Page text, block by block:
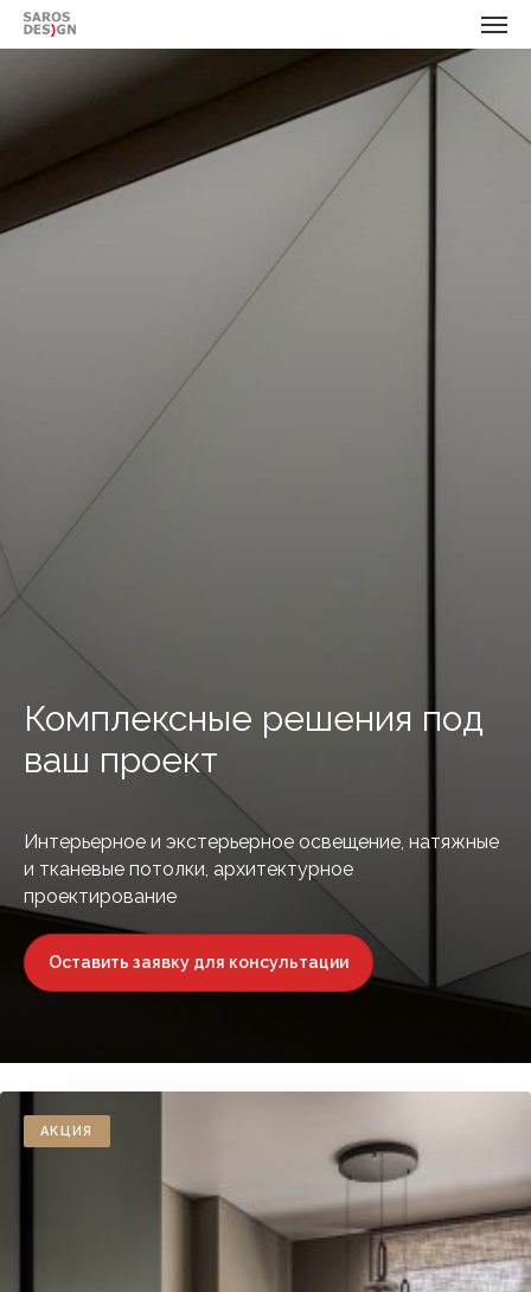
Комплексные решения под
ваш проект
Интерьерное и экстерьерное освещение, натяжные
и тканевые потолки, архитектурное
проектирование
Оставить заявку для консультации
АКЦИЯ